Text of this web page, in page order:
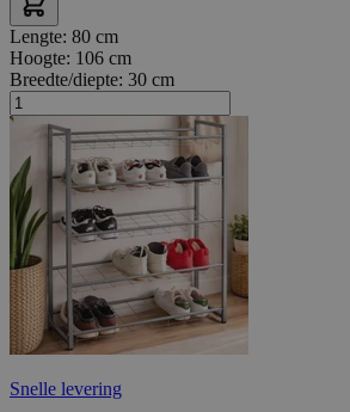
Lengte: 80 cm
Hoogte: 106 cm
Breedte/diepte: 30 cm
Snelle levering